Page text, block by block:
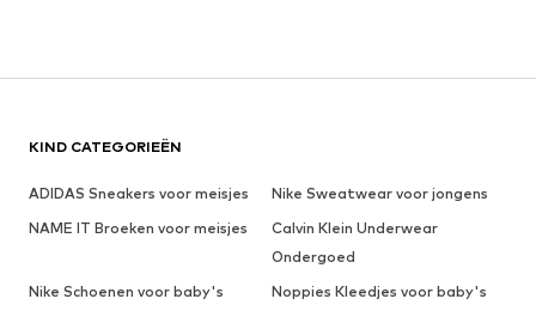
KIND CATEGORIEËN
ADIDAS Sneakers voor meisjes
Nike Sweatwear voor jongens
NAME IT Broeken voor meisjes
Calvin Klein Underwear
Ondergoed
Nike Schoenen voor baby's
Noppies Kleedjes voor baby's